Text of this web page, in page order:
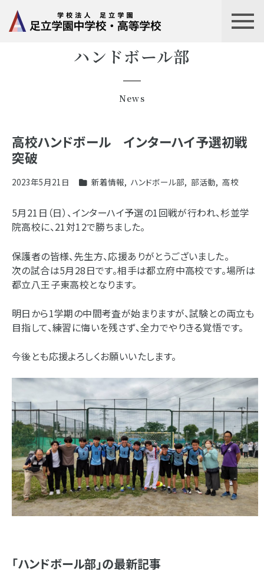
ハンドボール部
News
高校ハンドボール インターハイ予選初戦
突破
2023年5月21日 新着情報, ハンドボール部, 部活動, 高校
5月21日（日）、インターハイ予選の1回戦が行われ、杉並学
院高校に、21対12で勝ちました。
保護者の皆様、先生方、応援ありがとうございました。
次の試合は5月28日です。相手は都立府中高校です。場所は
都立八王子東高校となります。
明日から1学期の中間考査が始まりますが、試験との両立も
目指して、練習に悔いを残さず、全力でやりきる覚悟です。
今後とも応援よろしくお願いいたします。
「ハンドボール部」の最新記事